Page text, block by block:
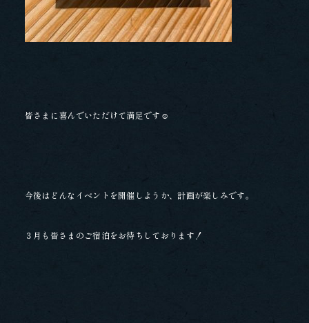
皆さまに喜んでいただけて満足です☺
今後はどんなイベントを開催しようか、計画が楽しみです。
３月も皆さまのご宿泊をお待ちしております！